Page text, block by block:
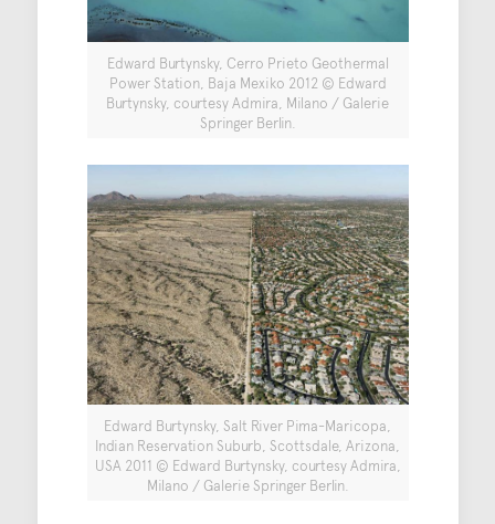
Edward Burtynsky, Cerro Prieto Geothermal
Power Station, Baja Mexiko 2012 © Edward
Burtynsky, courtesy Admira, Milano / Galerie
Springer Berlin.
Edward Burtynsky, Salt River Pima-Maricopa,
Indian Reservation Suburb, Scottsdale, Arizona,
USA 2011 © Edward Burtynsky, courtesy Admira,
Milano / Galerie Springer Berlin.